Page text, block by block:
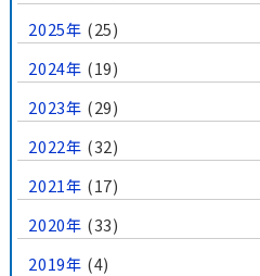
2025年 (25)
2024年 (19)
2023年 (29)
2022年 (32)
2021年 (17)
2020年 (33)
2019年 (4)